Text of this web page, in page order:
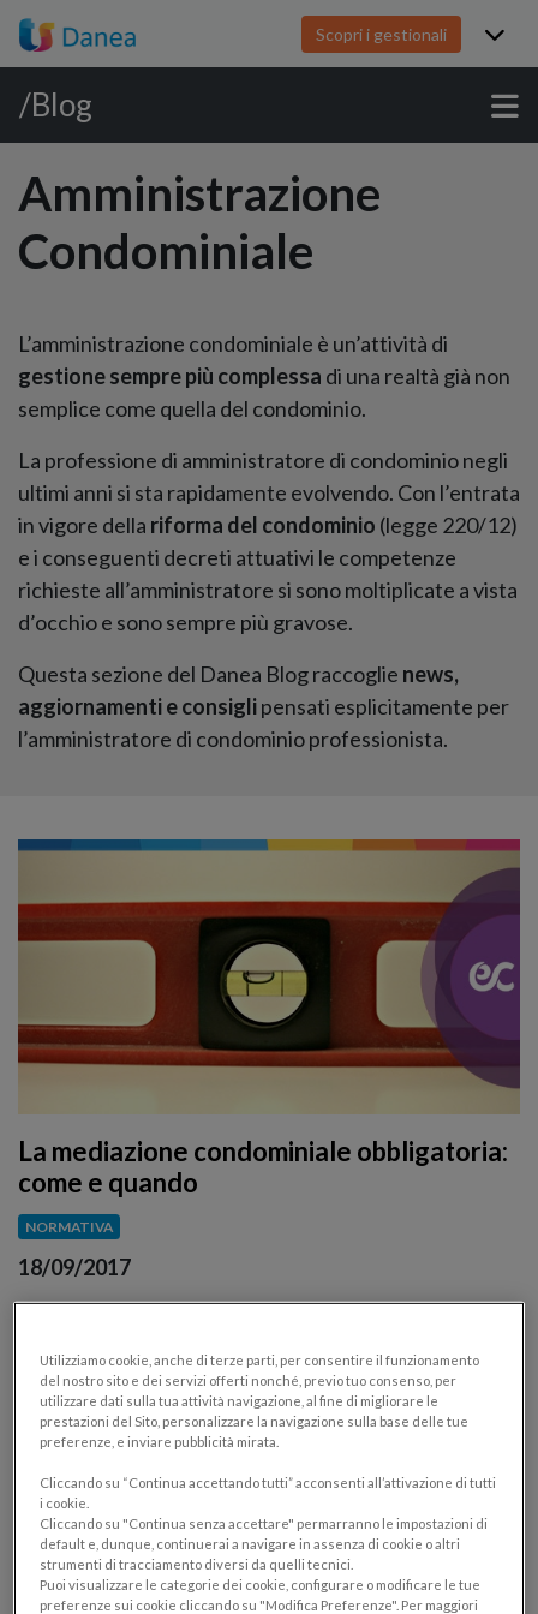
Scopri i gestionali
/Blog
Amministrazione
Condominiale
L’amministrazione condominiale è un’attività di
gestione sempre più complessa di una realtà già non
semplice come quella del condominio.
La professione di amministratore di condominio negli
ultimi anni si sta rapidamente evolvendo. Con l’entrata
in vigore della riforma del condominio (legge 220/12)
e i conseguenti decreti attuativi le competenze
richieste all’amministratore si sono moltiplicate a vista
d’occhio e sono sempre più gravose.
Questa sezione del Danea Blog raccoglie news,
aggiornamenti e consiglipensati esplicitamente per
l’amministratore di condominio professionista.
La mediazione condominiale obbligatoria:
come e quando
NORMATIVA
18/09/2017
Utilizziamo cookie, anche di terze parti, per consentire il funzionamento
del nostro sito e dei servizi offerti nonché, previo tuo consenso, per
utilizzare dati sulla tua attività navigazione, al fine di migliorare le
prestazioni del Sito, personalizzare la navigazione sulla base delle tue
preferenze, e inviare pubblicità mirata.
Cliccando su “Continua accettando tutti” acconsenti all’attivazione di tutti
i cookie.
Cliccando su "Continua senza accettare" permarranno le impostazioni di
default e, dunque, continuerai a navigare in assenza di cookie o altri
strumenti di tracciamento diversi da quelli tecnici.
Puoi visualizzare le categorie dei cookie, configurare o modificare le tue
preferenze sui cookie cliccando su "Modifica Preferenze". Per maggiori